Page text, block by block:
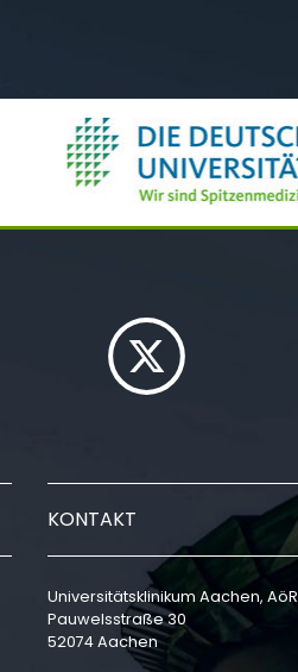
KONTAKT
Universitätsklinikum Aachen, AöR
Pauwelsstraße 30
52074 Aachen